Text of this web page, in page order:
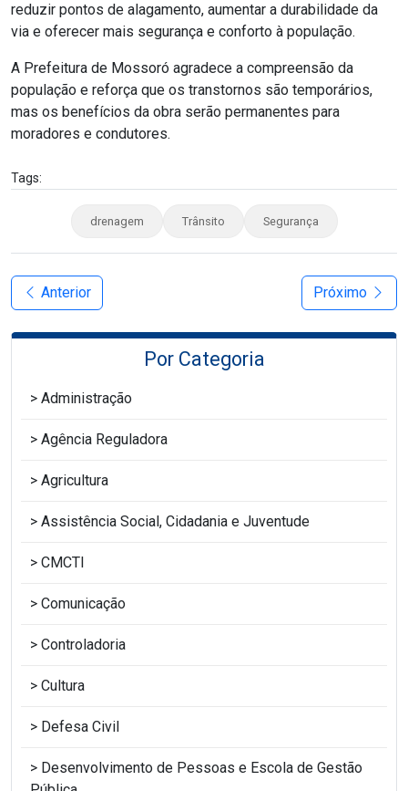
reduzir pontos de alagamento, aumentar a durabilidade da
via e oferecer mais segurança e conforto à população.
A Prefeitura de Mossoró agradece a compreensão da
população e reforça que os transtornos são temporários,
mas os benefícios da obra serão permanentes para
moradores e condutores.
Tags:
drenagem Trânsito Segurança
Anterior Próximo
Por Categoria
Administração
Agência Reguladora
Agricultura
Assistência Social, Cidadania e Juventude
CMCTI
Comunicação
Controladoria
Cultura
Defesa Civil
Desenvolvimento de Pessoas e Escola de Gestão